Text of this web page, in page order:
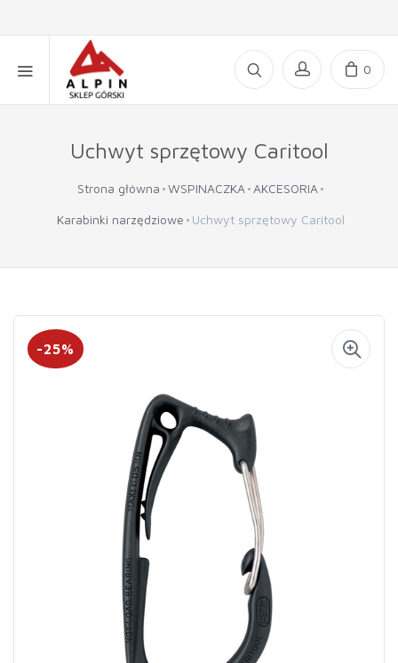
0
Uchwyt sprzętowy Caritool
Strona główna WSPINACZKA AKCESORIA
Karabinki narzędziowe Uchwyt sprzętowy Caritool
-25%